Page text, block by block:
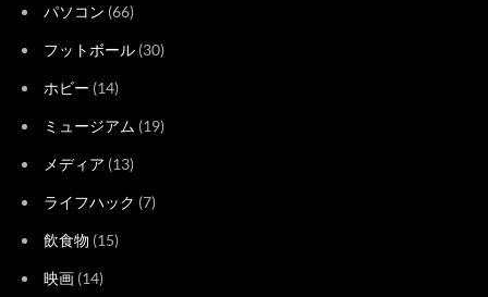
パソコン (66)
フットボール (30)
ホビー (14)
ミュージアム (19)
メディア (13)
ライフハック (7)
飲食物 (15)
映画 (14)